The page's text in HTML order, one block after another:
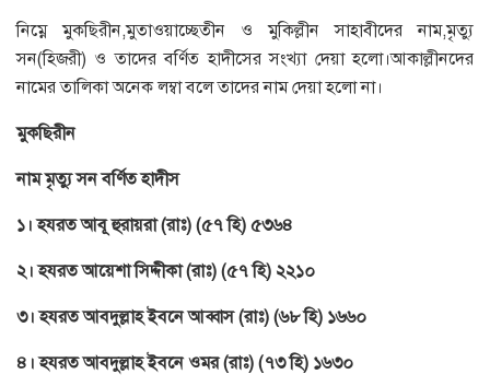
নিম্নে মুকছিরীন,মুতাওয়াচ্ছেতীন ও মুকিল্লীন সাহাবীদের নাম,মৃত্যু
সন(হিজরী) ও তাদের বর্ণিত হাদীসের সংখ্যা দেয়া হলো।আকাল্লীনদের
নামের তালিকা অনেক লম্বা বলে তাদের নাম দেয়া হলো না।
মুকছিরীন
নাম মৃত্যু সন বর্ণিত হাদীস
১। হযরত আবূ হুরায়রা (রাঃ) (৫৭ হি) ৫৩৬৪
২। হযরত আয়েশা সিদ্দীকা (রাঃ) (৫৭ হি) ২২১০
৩। হযরত আবদুল্লাহ ইবনে আব্বাস (রাঃ) (৬৮ হি) ১৬৬০
৪। হযরত আবদুল্লাহ ইবনে ওমর (রাঃ) (৭৩ হি) ১৬৩০